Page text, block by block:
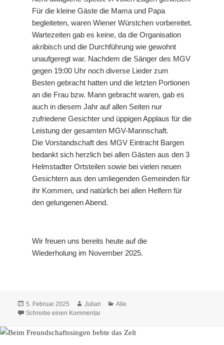
Für die kleine Gäste die Mama und Papa
begleiteten, waren Wiener Würstchen vorbereitet.
Wartezeiten gab es keine, da die Organisation
akribisch und die Durchführung wie gewohnt
unaufgeregt war. Nachdem die Sänger des MGV
gegen 19:00 Uhr noch diverse Lieder zum
Besten gebracht hatten und die letzten Portionen
an die Frau bzw. Mann gebracht waren, gab es
auch in diesem Jahr auf allen Seiten nur
zufriedene Gesichter und üppigen Applaus für die
Leistung der gesamten MGV-Mannschaft.
Die Vorstandschaft des MGV Eintracht Bargen
bedankt sich herzlich bei allen Gästen aus den 3
Helmstadter Ortsteilen sowie bei vielen neuen
Gesichtern aus den umliegenden Gemeinden für
ihr Kommen, und natürlich bei allen Helfern für
den gelungenen Abend.
Wir freuen uns bereits heute auf die
Wiederholung im November 2025.
Veröffentlicht
am
5. Februar 2025 Autor
Julian Kategorien
Alle
Schreibe einen Kommentar